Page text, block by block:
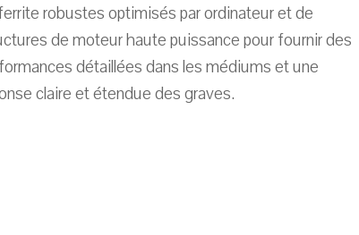
robustes optimisés par ordinateur et de
de moteur haute puissance pour fournir des
détaillées dans les médiums et une
claire et étendue des graves.